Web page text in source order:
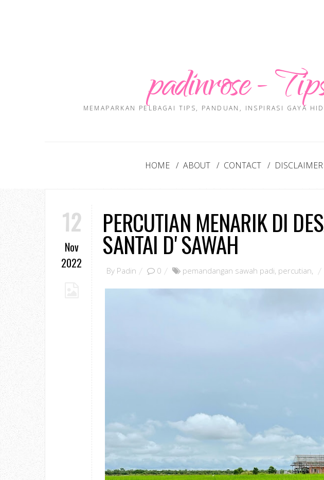
padinrose -
MEMAPARKAN PELBAGAI TIPS, PANDUAN, INSPIRASI GAYA
HOME ABOUT CONTACT DISCLAIMER
12
Nov
2022
PERCUTIAN MENARIK DI
SANTAI D' SAWAH
By Padin 0 pemandangan sawah padi, percutian,